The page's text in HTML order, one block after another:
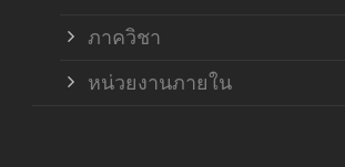
ภาควิชา
หน่วยงานภายใน